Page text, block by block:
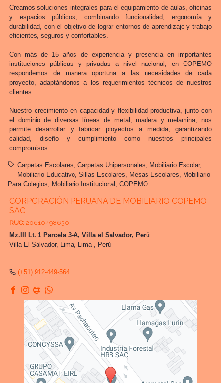
Creamos soluciones integrales para el equipamiento de aulas, oficinas
y espacios públicos, combinando funcionalidad, ergonomía y
durabilidad, con el objetivo de lograr entornos de aprendizaje y trabajo
eficientes, seguros y confortables.
Con más de 15 años de experiencia y presencia en importantes
instituciones públicas y privadas a nivel nacional, en COPEMO
respondemos de manera oportuna a las necesidades de cada
proyecto, adaptándonos a los requerimientos técnicos de nuestros
clientes.
Nuestro crecimiento en capacidad y flexibilidad productiva, junto con
el dominio de diversas líneas de metal, madera y melamina, nos
permite desarrollar y fabricar proyectos a medida, garantizando
calidad, diseño y cumplimiento como nuestros principales
compromisos.
Carpetas Escolares Carpetas Unipersonales
Mobiliario Escolar
Mobiliario Educativo Sillas Escolares Mesas Escolares
Mobiliario
Para Colegios
Mobiliario Institucional COPEMO
CORPORACIÓN PERUANA DE MOBILIARIO COPEMO
SAC
RUC: 20610498630
Mz.III Lt. 1 Parcela 3-A, Villa el Salvador, Perú
Villa El Salvador, Lima, Lima , Perú
(+51) 912-449-564